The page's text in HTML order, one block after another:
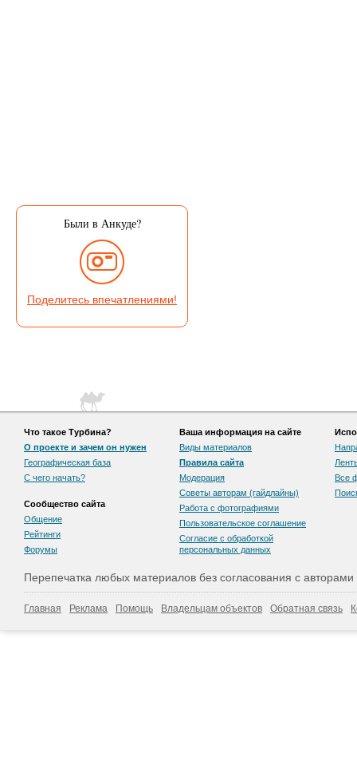
Были в Анкуде?
Поделитесь впечатлениями!
Что такое Турбина?
О проекте и зачем он нужен
Географическая база
С чего начать?
Сообщество сайта
Общение
Рейтинги
Форумы
Ваша информация на сайте
Виды материалов
Правила сайта
Модерация
Советы авторам (гайдлайны)
Работа с фотографиями
Пользовательскоe соглашение
Согласие с обработкой
персональных данных
Все
Перепечатка любых материалов без согласования с
Главная Реклама Помощь Владельцам объектов Обратная связь